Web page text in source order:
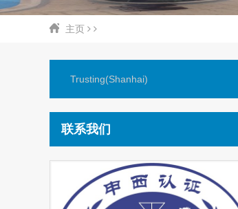
主页
Trusting(Shanhai)
联系我们